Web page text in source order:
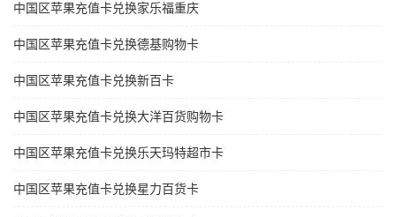
中国区苹果充值卡兑换家乐福重庆
中国区苹果充值卡兑换德基购物卡
中国区苹果充值卡兑换新百卡
中国区苹果充值卡兑换大洋百货购物卡
中国区苹果充值卡兑换乐天玛特超市卡
中国区苹果充值卡兑换星力百货卡